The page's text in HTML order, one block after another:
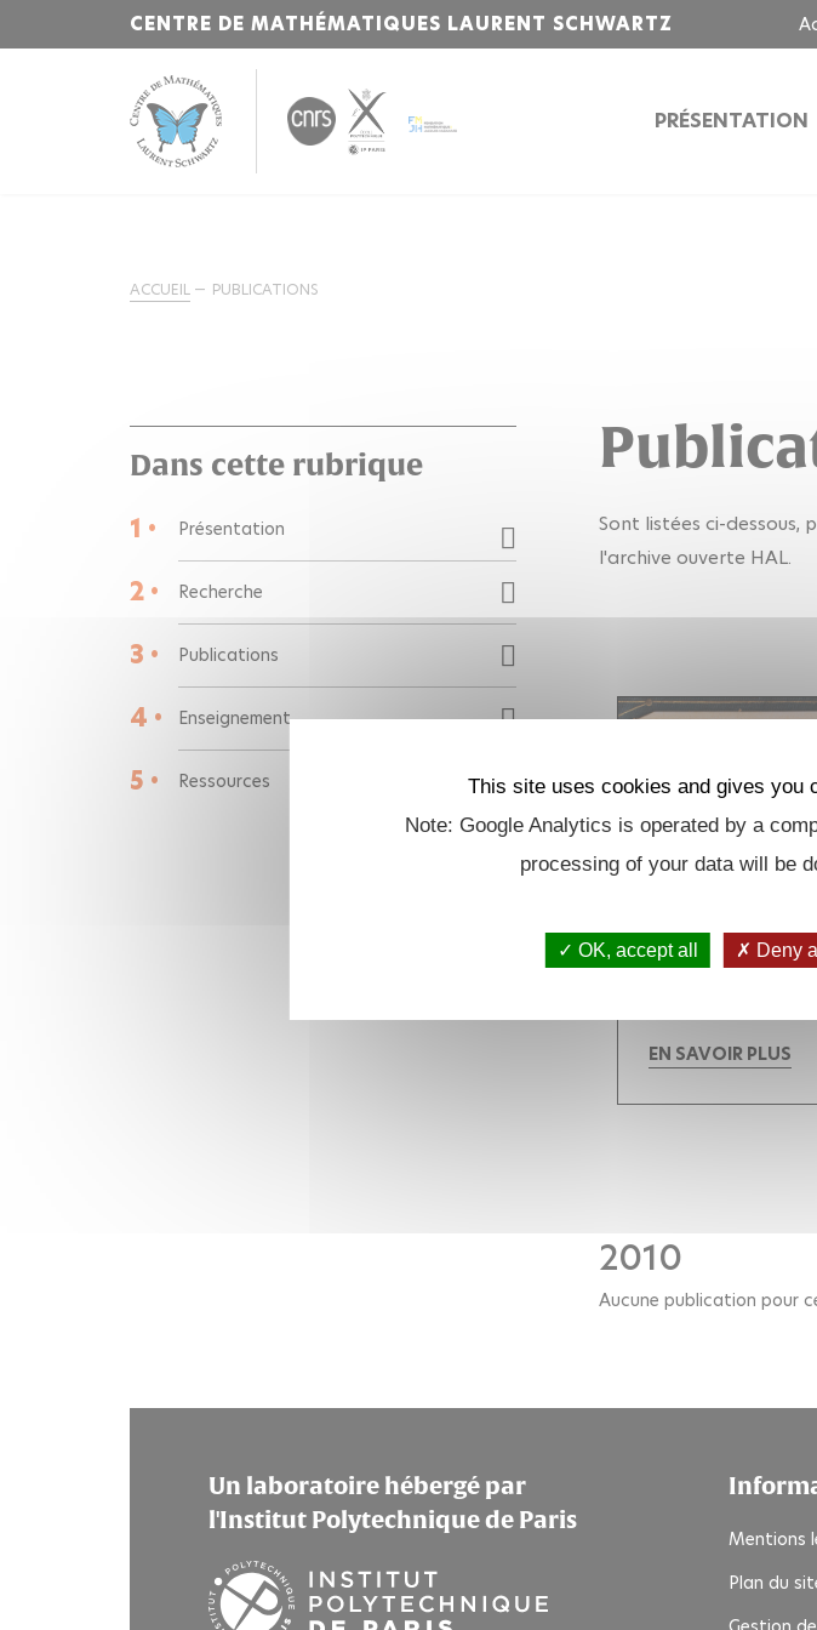
CENTRE DE MATHÉMATIQUES LAURENT SCHWARTZ
PRÉSENTATION
ACCUEIL PUBLICATIONS
Dans cette rubrique
1 •
Présentation
2 • Recherche
3 • Publications
4 • Enseignement
5 • Ressources
Sont listées ci-dessous,
l'archive ouverte HAL.
EN SAVOIR PLUS
2010
Aucune publication pour
Un laboratoire hébergé par
l'Institut Polytechnique de Paris
Mentions
Plan du
This site uses cookies and gives you
Note: Google Analytics is operated by a
processing of your data will be
OK, accept all Deny